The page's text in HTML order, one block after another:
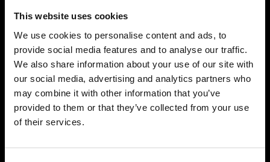
This website uses cookies
We use cookies to personalise content and ads, to
provide social media features and to analyse our traffic.
We also share information about your use of our site with
our social media, advertising and analytics partners who
may combine it with other information that you’ve
provided to them or that they’ve collected from your use
of their services.
Precisione e controllo impressionanti
di mano sarà semplice ottenere il set-up di luce